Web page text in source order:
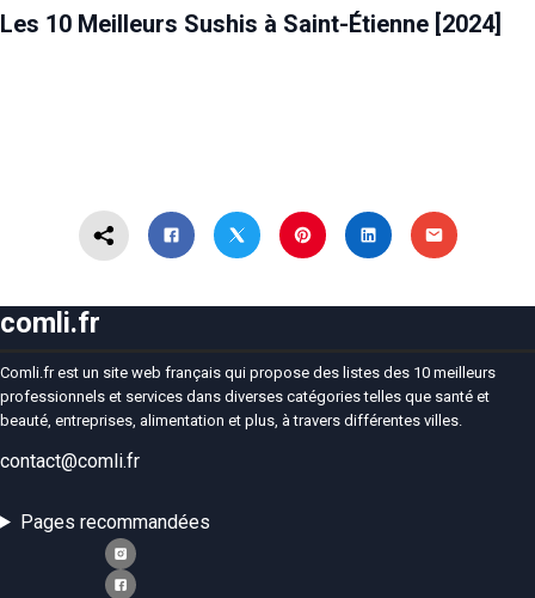
Les 10 Meilleurs Sushis à Saint-Étienne [2024]
comli.fr
Comli.fr est un site web français qui propose des listes des 10 meilleurs
professionnels et services dans diverses catégories telles que santé et
beauté, entreprises, alimentation et plus, à travers différentes villes.
contact@comli.fr
Pages recommandées